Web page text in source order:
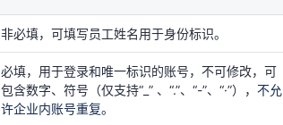
勾选归属组织，默认位置为您的根组织节点，组织
信息来源于组织分页管理的组织列表。
非必填，可填写员工姓名用于身份标识。
必填，用于登录和唯一标识的账号，不可修改，可
包含数字、符号（仅支持“_” 、“.”、“-”、“·”）， 不允
许企业内账号重复。